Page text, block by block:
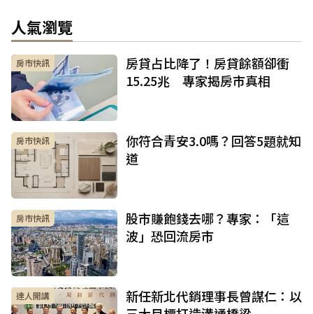
人氣瀏覽
房市快訊
房貸占比降了！房貸餘額卻衝
15.25兆 專家揭房市真相
房市快訊
你符合青安3.0嗎？回答5題就知
道
房市快訊
股市賺飽錢去哪？專家：「這
波」恐回流房市
達人開講
新任新北代銷理事長曾謀仁：以